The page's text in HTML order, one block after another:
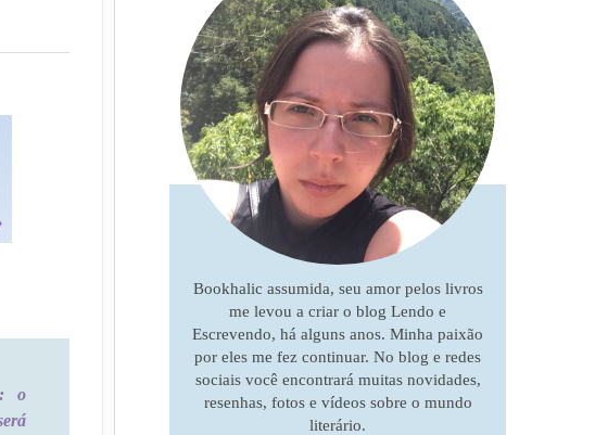
o
Bookhalic assumida, seu amor pelos livros
me levou a criar o blog Lendo e
Escrevendo, há alguns anos. Minha paixão
por eles me fez continuar. No blog e redes
sociais você encontrará muitas novidades,
resenhas, fotos e vídeos sobre o mundo
literário.